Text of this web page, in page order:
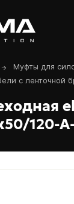
Муфты для
с ленточной
120-